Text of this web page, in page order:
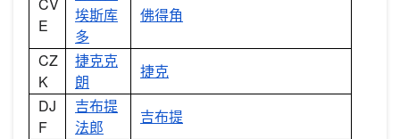
CV
E
埃斯库
多
佛得角
CZ
K
捷克克
朗
捷克
DJ
F
吉布提
法郎
吉布提